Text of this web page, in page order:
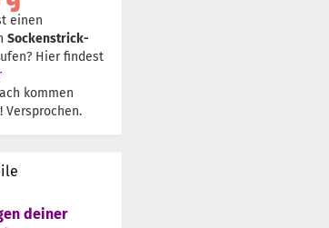
einen
Sockenstrick-
Hier findest
kommen
Versprochen.
deiner